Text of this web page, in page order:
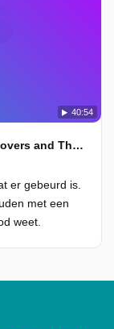
40:54
Seizoen 1, Aflevering 1 - Star-Crossed Lovers and Things Like That
er gebeurd is.
met een
weet.